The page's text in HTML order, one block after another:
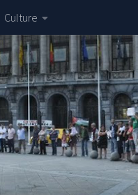
Culture